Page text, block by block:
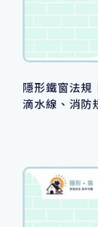
隱形鐵窗法規
滴水線、消防